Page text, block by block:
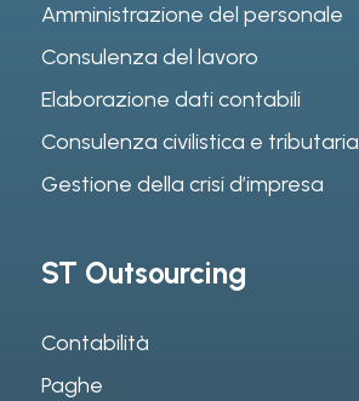
Amministrazione del personale
Consulenza del lavoro
Elaborazione dati contabili
Consulenza civilistica e tributaria
Gestione della crisi d’impresa
ST Outsourcing
Contabilità
Paghe